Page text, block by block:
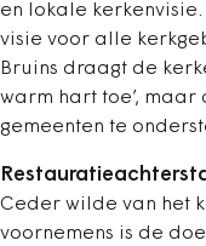
en lokale
visie voor alle
Bruins draagt de
warm hart toe’, maar
gemeenten te
Ceder wilde van het
voornemens is de